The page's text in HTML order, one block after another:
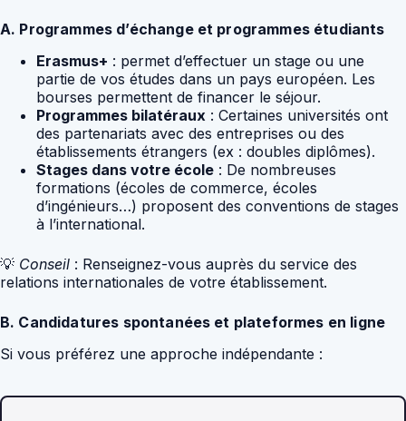
A. Programmes d’échange et programmes étudiants
Erasmus+ : permet d’effectuer un stage ou une
partie de vos études dans un pays européen. Les
bourses permettent de financer le séjour.
Programmes bilatéraux : Certaines universités ont
des partenariats avec des entreprises ou des
établissements étrangers (ex : doubles diplômes).
Stages dans votre école : De nombreuses
formations (écoles de commerce, écoles
d’ingénieurs…) proposent des conventions de stages
à l’international.
💡 Conseil : Renseignez-vous auprès du service des
relations internationales de votre établissement.
B. Candidatures spontanées et plateformes en ligne
Si vous préférez une approche indépendante :